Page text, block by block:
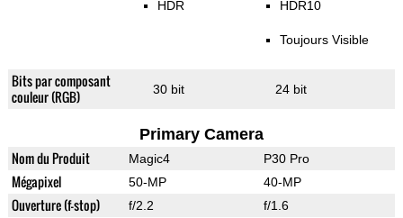
HDR HDR10
Toujours Visible
Bits par composant
couleur (RGB)
30 bit 24 bit
Primary Camera
Nom du Produit Magic4 P30 Pro
Mégapixel 50-MP 40-MP
Ouverture (f-stop) f/2.2 f/1.6